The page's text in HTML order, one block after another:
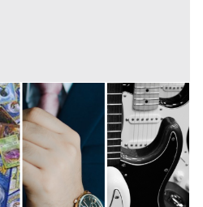
più ricercati e le cifre
quali sono gli oggetti più
follie che passeranno alla